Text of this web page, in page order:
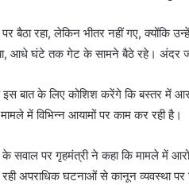
बैठा रहा, लेकिन भीतर नहीं गए, क्योंकि
आधे घंटे तक गेट के सामने बैठे रहे।
इस बात के लिए कोशिश करेंगे कि बस्तर
में विभिन्न आयामों पर काम कर रही है।
सवाल पर गृहमंत्री ने कहा कि मामले में
अपराधिक घटनाओं से कानून व्यवस्था